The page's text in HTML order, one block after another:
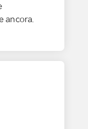
ancora.